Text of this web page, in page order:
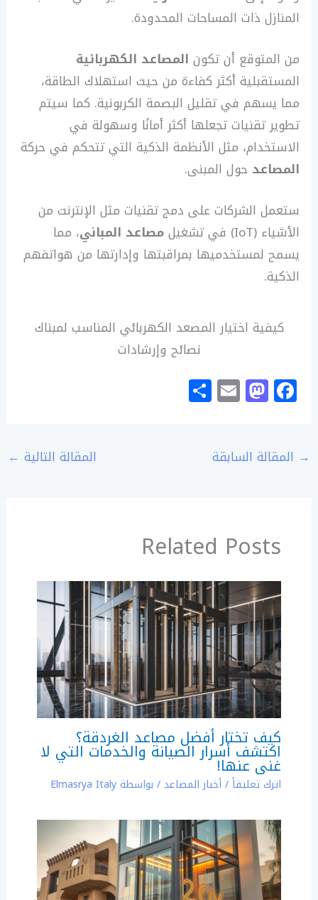
المنازل ذات المساحات المحدودة.
من المتوقع أن تكون المصاعد الكهربائية
المستقبلية أكثر كفاءة من حيث استهلاك الطاقة،
مما يسهم في تقليل البصمة الكربونية. كما سيتم
تطوير تقنيات تجعلها أكثر أمانًا وسهولة في
الاستخدام، مثل الأنظمة الذكية التي تتحكم في حركة
المصاعد حول المبنى.
ستعمل الشركات على دمج تقنيات مثل الإنترنت من
الأشياء (IoT) في تشغيل
مصاعد المباني، مما
يسمح لمستخدميها بمراقبتها وإدارتها من هواتفهم
الذكية.
كيفية اختيار المصعد الكهربائي المناسب لمبناك
نصائح وإرشادات
F
a
e
k
M
a
o
n
E
m
l → المقالة السابقة المقالة التالية ←
Related Posts
كيف تختار أفضل مصاعد الغردقة؟
اكتشف أسرار الصيانة والخدمات التي لا
غنى عنها!
اترك تعليقاً/أخبار المصاعد / بواسطةElmasrya Italy